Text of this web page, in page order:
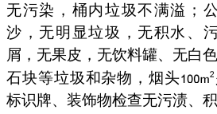
无污染，桶内垃圾不满溢；
沙，无明显垃圾，无积水、
屑，无果皮，无饮料罐、无白
石块等垃圾和杂物，烟头
标识牌、装饰物检查无污渍、积